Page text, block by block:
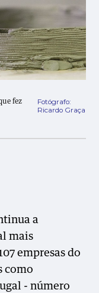
fez
Fotógrafo:
Ricardo Graça
a
mais
empresas do
como
- número